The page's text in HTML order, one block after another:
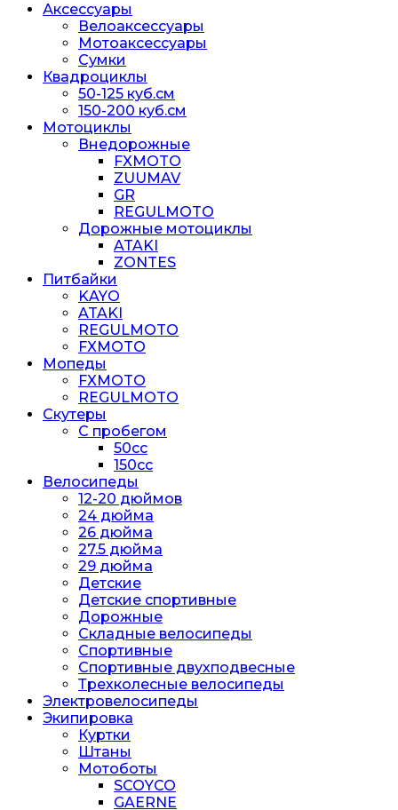
Аксессуары
Велоаксессуары
Мотоаксессуары
Сумки
Квадроциклы
50-125 куб.см
150-200 куб.см
Мотоциклы
Внедорожные
FXMOTO
ZUUMAV
GR
REGULMOTO
Дорожные мотоциклы
ATAKI
ZONTES
Питбайки
KAYO
ATAKI
REGULMOTO
FXMOTO
Мопеды
FXMOTO
REGULMOTO
Скутеры
С пробегом
50cc
150cc
Велосипеды
12-20 дюймов
24 дюйма
26 дюйма
27.5 дюйма
29 дюйма
Детские
Детские спортивные
Дорожные
Складные велосипеды
Спортивные
Спортивные двухподвесные
Трехколесные велосипеды
Электровелосипеды
Экипировка
Куртки
Штаны
Мотоботы
SCOYCO
GAERNE